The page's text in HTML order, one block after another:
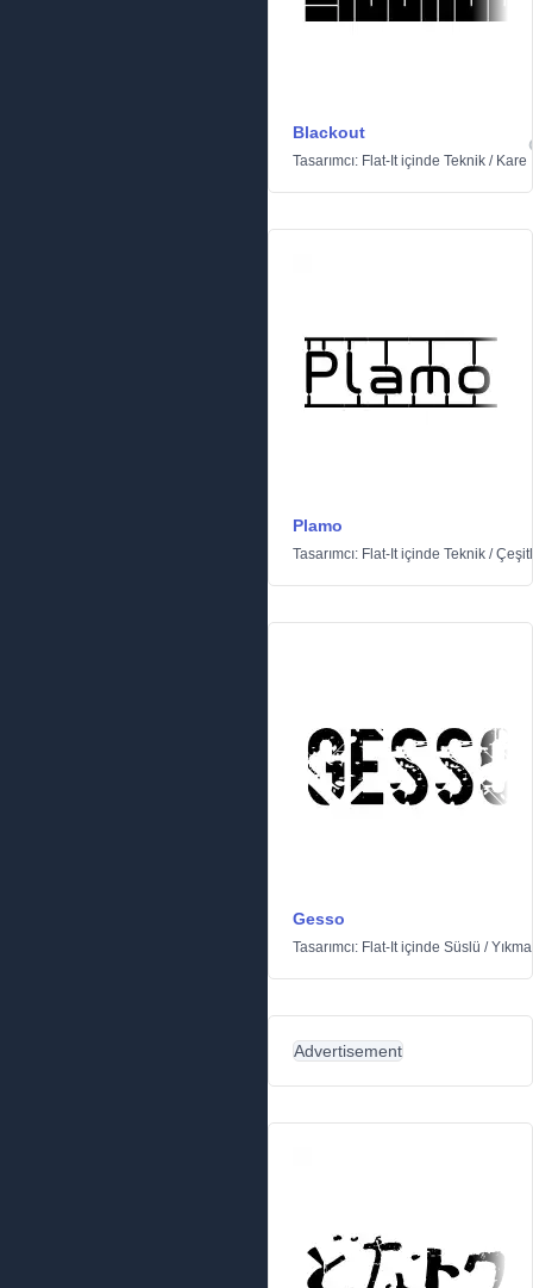
Blackout
Tasarımcı: Flat-Itiçinde Teknik / Kare
Plamo
Tasarımcı: Flat-Itiçinde Teknik /
Gesso
Tasarımcı: Flat-Itiçinde Süslü /
Advertisement